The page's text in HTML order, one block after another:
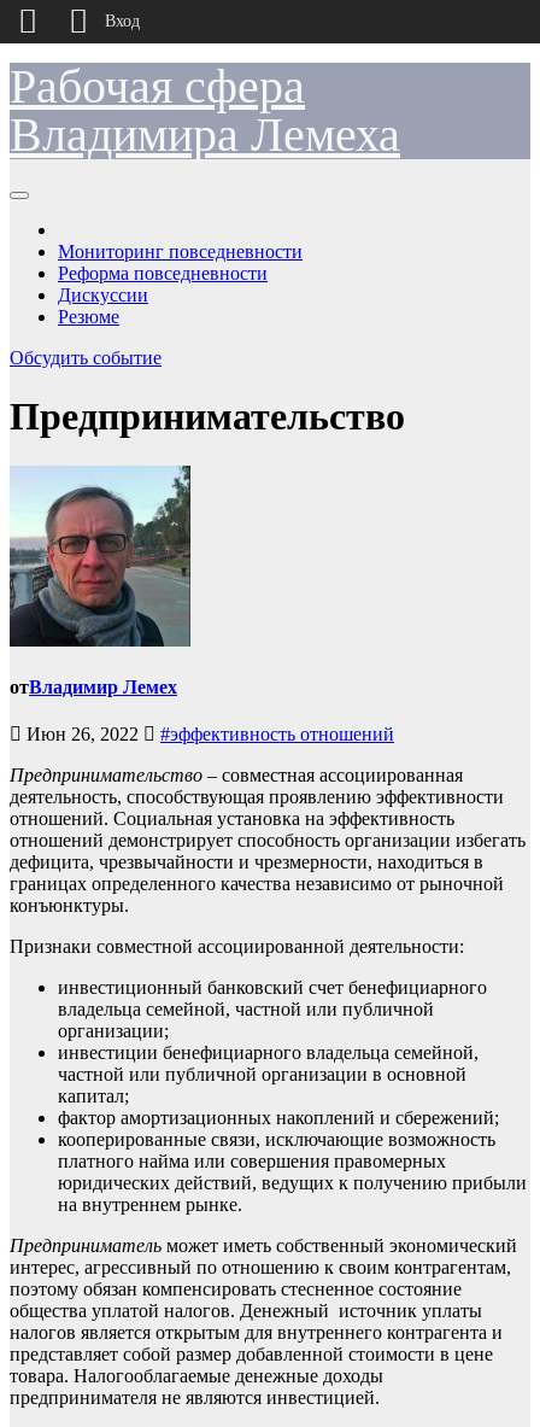
Перейти
содержимому
Рабочая сфера
Владимира Лемеха
Мониторинг повседневности
Реформа повседневности
Дискуссии
Резюме
Обсудить событие
Предпринимательство
отВладимир Лемех
Июн 26, 2022
#эффективность отношений
Предпринимательство – совместная ассоциированная
деятельность, способствующая проявлению эффективности
отношений. Социальная установка на эффективность
отношений демонстрирует способность организации избегать
дефицита, чрезвычайности и чрезмерности, находиться в
границах определенного качества независимо от рыночной
конъюнктуры.
Признаки совместной ассоциированной деятельности:
инвестиционный банковский счет бенефициарного
владельца семейной, частной или публичной
организации;
инвестиции бенефициарного владельца семейной,
частной или публичной организации в основной
капитал;
фактор амортизационных накоплений и сбережений;
кооперированные связи, исключающие возможность
платного найма или совершения правомерных
юридических действий, ведущих к получению прибыли
на внутреннем рынке.
Предприниматель может иметь собственный экономический
интерес, агрессивный по отношению к своим контрагентам,
поэтому обязан компенсировать стесненное состояние
общества уплатой налогов. Денежный источник уплаты
налогов является открытым для внутреннего контрагента и
представляет собой размер добавленной стоимости в цене
товара. Налогооблагаемые денежные доходы
предпринимателя не являются инвестицией.
Вход